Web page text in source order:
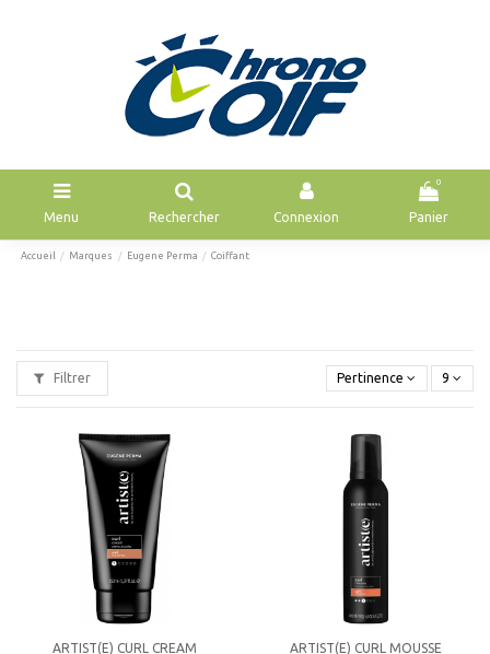
Menu Rechercher Connexion
0
Panier
Accueil Marques Eugene Perma Coiffant
Filtrer Pertinence 9
ARTIST(E) CURL CREAM ARTIST(E) CURL MOUSSE